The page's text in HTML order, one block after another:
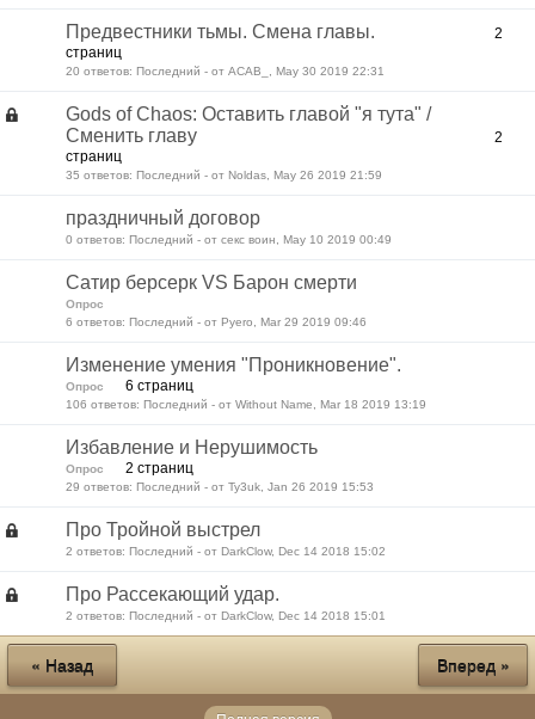
Предвестники тьмы. Смена главы.
2
страниц
20 ответов: Последний - от ACAB_, May 30 2019 22:31
Gods of Chaos: Оставить главой "я тута" /
Сменить главу
2
страниц
35 ответов: Последний - от Noldas, May 26 2019 21:59
праздничный договор
0 ответов: Последний - от секс воин, May 10 2019 00:49
Сатир берсерк VS Барон смерти
Опрос
6 ответов: Последний - от Pyero, Mar 29 2019 09:46
Изменение умения "Проникновение".
Опрос 6 страниц
106 ответов: Последний - от Without Name, Mar 18 2019 13:19
Избавление и Нерушимость
Опрос 2 страниц
29 ответов: Последний - от Ty3uk, Jan 26 2019 15:53
Про Тройной выстрел
2 ответов: Последний - от DarkClow, Dec 14 2018 15:02
Про Рассекающий удар.
2 ответов: Последний - от DarkClow, Dec 14 2018 15:01
« Назад Вперед »